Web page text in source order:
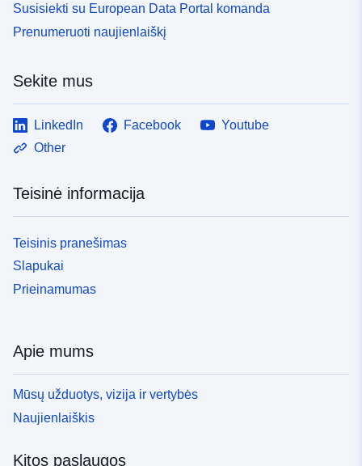
Susisiekti su European Data Portal komanda
Prenumeruoti naujienlaiškį
Sekite mus
LinkedIn Facebook
Youtube
Other
Teisinė informacija
Teisinis pranešimas
Slapukai
Prieinamumas
Apie mums
Mūsų užduotys, vizija ir vertybės
Naujienlaiškis
Kitos paslaugos